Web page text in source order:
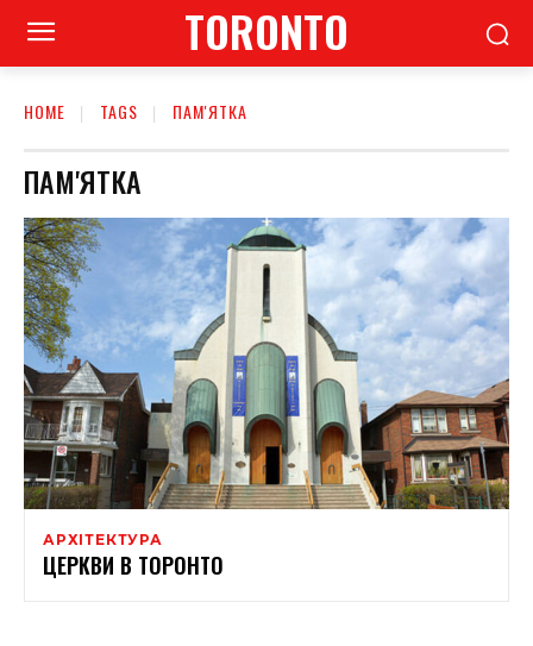
TORONTO
HOME TAGS ПАМ'ЯТКА
ПАМ'ЯТКА
АРХІТЕКТУРА
ЦЕРКВИ В ТОРОНТО